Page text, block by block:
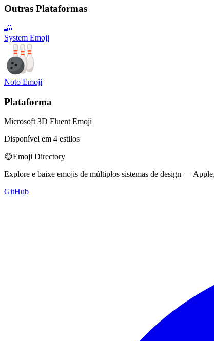
Outras Plataformas
🎳
System Emoji
Noto Emoji
Plataforma
Microsoft 3D Fluent Emoji
Disponível em 4 estilos
😊Emoji Directory
Explore e baixe emojis de múltiplos sistemas de design —
GitHub